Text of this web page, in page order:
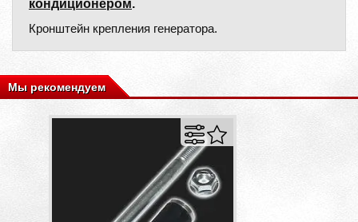
кондиционером.
Кронштейн крепления генератора.
Мы рекомендуем